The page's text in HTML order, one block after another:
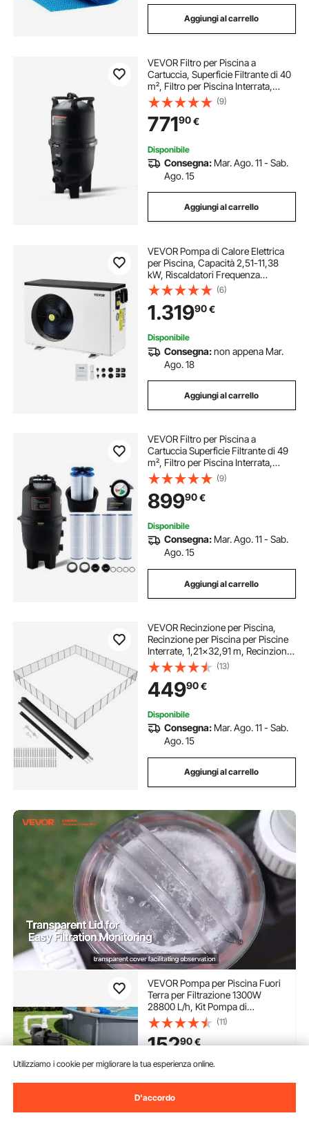
Aggiungi al carrello
VEVOR Filtro per Piscina a
Cartuccia, Superficie Filtrante di 40
m², Filtro per Piscina Interrata,
Sistema di Filtrazione per Piscine
Fuori Terra con Filtro Anti-perdite
(9)
77190€
Disponibile
Consegna: Mar. Ago. 11 - Sab.
Ago. 15
Aggiungi al carrello
VEVOR Pompa di Calore Elettrica
per Piscina, Capacità 2,51-11,38
kW, Riscaldatori Frequenza
Variabile a Risparmio Energetico
Piscine Fuori Terra 25-50 m³,
Riscaldamento Scaldabagno AC
220-240 V 50 Hz
(6)
1.31990€
Disponibile
Consegna:non appena Mar.
Ago. 18
Aggiungi al carrello
VEVOR Filtro per Piscina a
Cartuccia Superficie Filtrante di 49
m², Filtro per Piscina Interrata,
Sistema di Filtraggio per Piscine
Fuori Terra con Filtro A Prova di
Perdite
(9)
89990€
Disponibile
Consegna: Mar. Ago. 11 - Sab.
Ago. 15
Aggiungi al carrello
VEVOR Recinzione per Piscina,
Recinzione per Piscina per Piscine
Interrate, 1,21×32,91 m, Recinzione
per Piscina di Sicurezza per
Bambini Rimovibile, Recinzione per
Piscina di Facile Installazione Fai d
(13)
44990€
Disponibile
Consegna: Mar. Ago. 11 - Sab.
Ago. 15
Aggiungi al carrello
VEVOR Pompa per Piscina Fuori
Terra per Filtrazione 1300W
28800 L/h, Kit Pompa di
Filtrazione per Piscine Fuori
Terra Velocità Singola con
Cestello Filtrante 2850 giri/min
(11)
15290€
Rimangono solo 2, Ordina
subito
Consegna:
Ago. 14
Utilizziamo i cookie per migliorare la tua esperienza online.
D'accordo